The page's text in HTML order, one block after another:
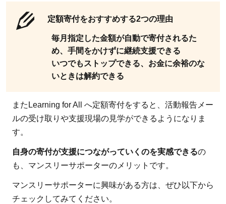
定額寄付をおすすめする2つの理由
毎月指定した金額が自動で寄付されるた
め、手間をかけずに継続支援できる
いつでもストップできる、お金に余裕のな
いときは解約できる
またLearning for All へ定額寄付をすると、活動報告メー
ルの受け取りや支援現場の見学ができるようになりま
す。
自身の寄付が支援につながっていくのを実感できるの
も、マンスリーサポーターのメリットです。
マンスリーサポーターに興味がある方は、ぜひ以下から
チェックしてみてください。